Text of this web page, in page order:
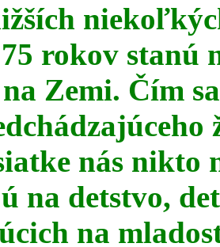
rokov stanú
Zemi. Čím
nás nikto
na detstvo,
na